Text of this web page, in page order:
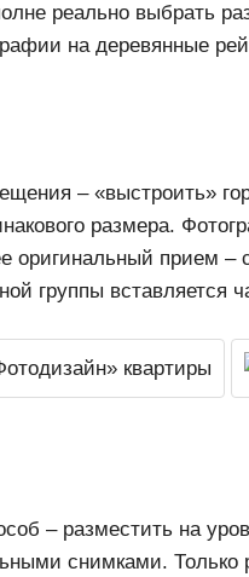
реально выбрать
на деревянные
– «выстроить»
размера.
оригинальный прием –
группы вставляется
– разместить на
снимками. Только